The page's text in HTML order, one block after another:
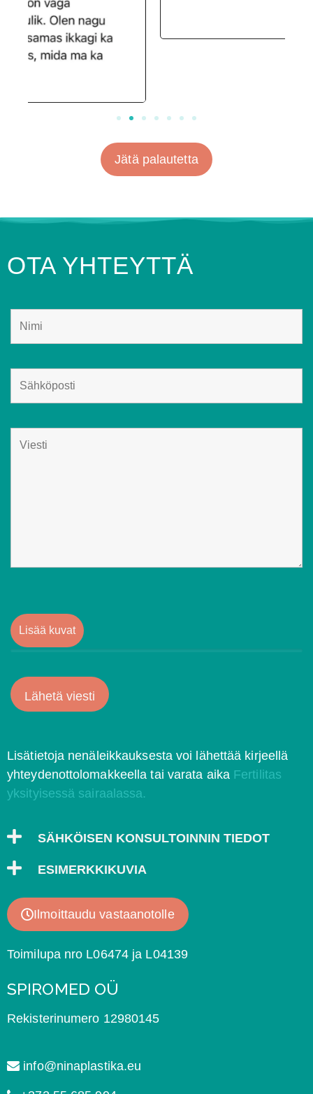
Jätä palautetta
OTA YHTEYTTÄ
Lisää kuvat
Lisätietoja nenäleikkauksesta voi lähettää kirjeellä
yhteydenottolomakkeella tai varata aika Fertilitas
yksityisessä sairaalassa.
SÄHKÖISEN KONSULTOINNIN TIEDOT
ESIMERKKIKUVIA
Ilmoittaudu vastaanotolle
Toimilupa nro L06474 ja L04139
SPIROMED OÜ
Rekisterinumero 12980145
info@ninaplastika.eu